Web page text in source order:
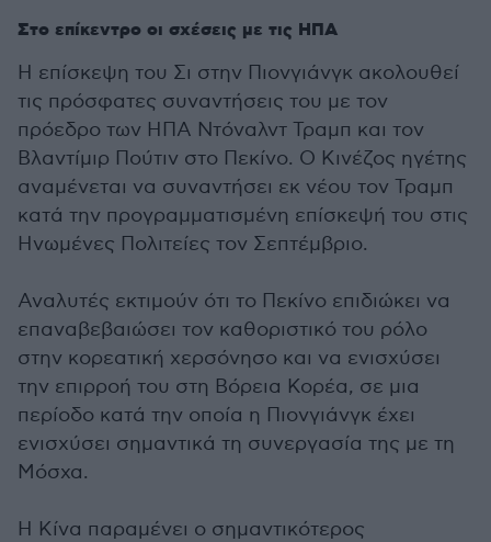
Στο επίκεντρο οι σχέσεις με τις ΗΠΑ
Η επίσκεψη του Σι στην Πιονγιάνγκ ακολουθεί
τις πρόσφατες συναντήσεις του με τον
πρόεδρο των ΗΠΑ Ντόναλντ Τραμπ και τον
Βλαντίμιρ Πούτιν στο Πεκίνο. Ο Κινέζος ηγέτης
αναμένεται να συναντήσει εκ νέου τον Τραμπ
κατά την προγραμματισμένη επίσκεψή του στις
Ηνωμένες Πολιτείες τον Σεπτέμβριο.
Αναλυτές εκτιμούν ότι το Πεκίνο επιδιώκει να
επαναβεβαιώσει τον καθοριστικό του ρόλο
στην κορεατική χερσόνησο και να ενισχύσει
την επιρροή του στη Βόρεια Κορέα, σε μια
περίοδο κατά την οποία η Πιονγιάνγκ έχει
ενισχύσει σημαντικά τη συνεργασία της με τη
Μόσχα.
Η Κίνα παραμένει ο σημαντικότερος